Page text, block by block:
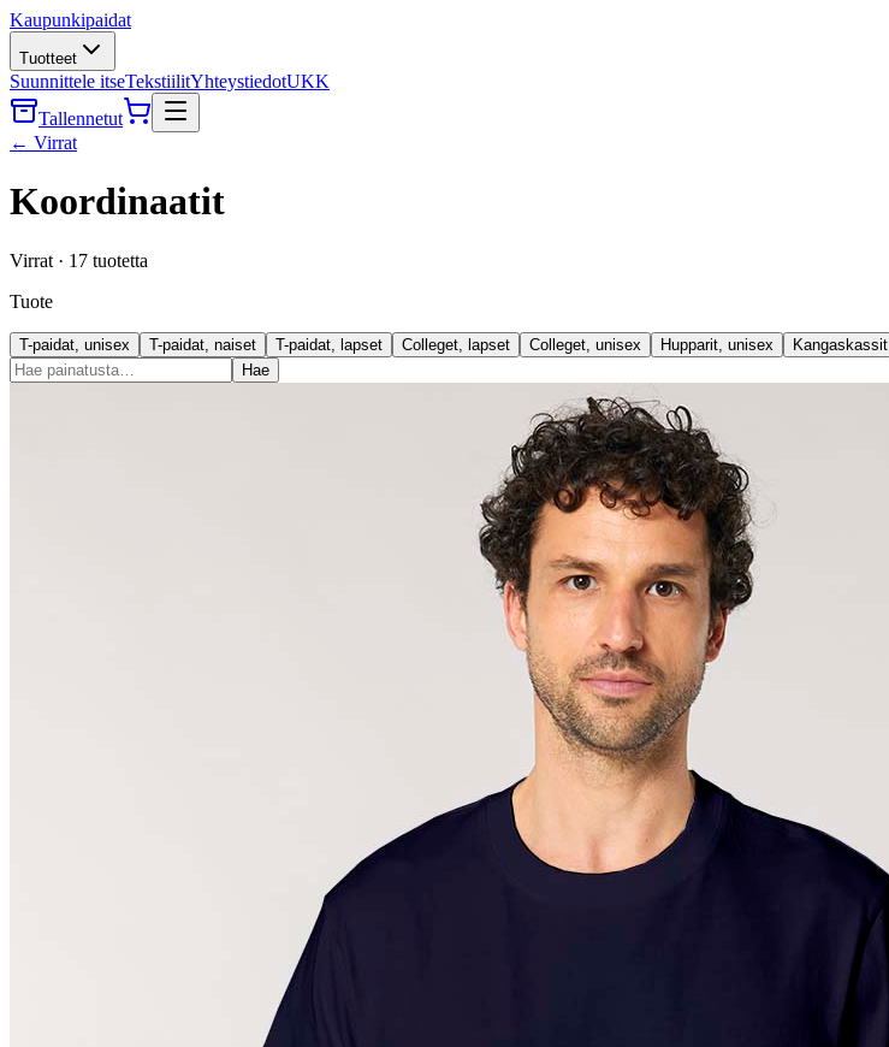
Kaupunkipaidat
Tuotteet
Suunnittele itseTekstiilitYhteystiedotUKK
Tallennetut
← Virrat
Koordinaatit
Virrat · 17 tuotetta
Tuote
T-paidat, unisex T-paidat, naiset T-paidat, lapset Colleget, lapset Colleget, unisex Hupparit, unisex
Kangaskassit
Hae